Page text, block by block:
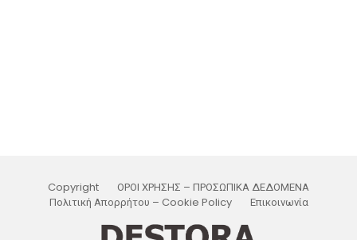
Copyright
ΟΡΟΙ ΧΡΗΣΗΣ – ΠΡΟΣΩΠΙΚΑ ΔΕΔΟΜΕΝΑ
Πολιτική Απορρήτου – Cookie Policy
Επικοινωνία